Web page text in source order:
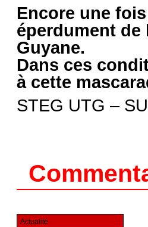
Encore une
éperdument de
Guyane.
Dans ces
à cette
STEG UTG –
Actualité